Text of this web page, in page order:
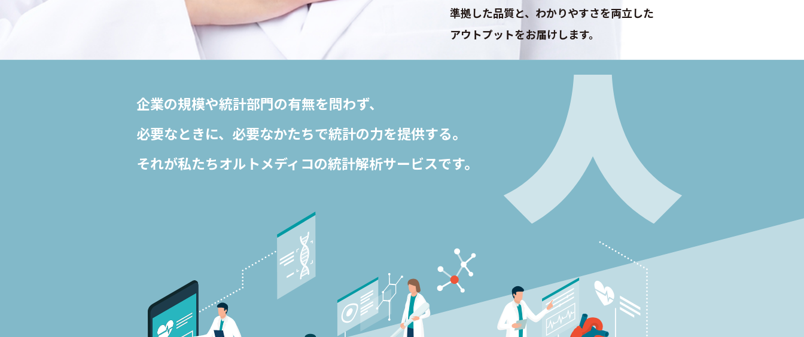
準拠した品質と、わかりやすさを両立した
アウトプットをお届けします。
企業の規模や統計部門の有無を問わず、
必要なときに、 必要なかたちで統計の力を提供する。
それが私たちオルトメディコの統計解析サービスです。